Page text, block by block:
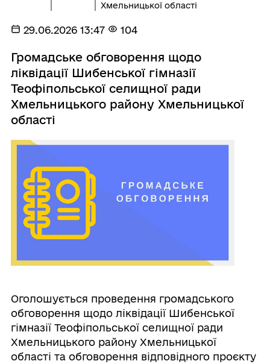
Хмельницької області
29.06.2026 13:47 104
Громадське обговорення щодо
ліквідації Шибенської гімназії
Теофіпольської селищної ради
Хмельницького району Хмельницької
області
Оголошується проведення громадського
обговорення щодо ліквідації Шибенської
гімназії Теофіпольської селищної ради
Хмельницького району Хмельницької
області та обговорення відповідного проєкту